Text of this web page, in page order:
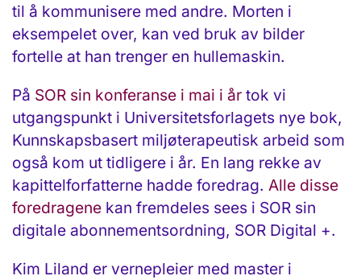
til å kommunisere med andre. Morten i
eksempelet over, kan ved bruk av bilder
fortelle at han trenger en hullemaskin.
På SOR sin konferanse i mai i år tok vi
utgangspunkt i Universitetsforlagets nye bok,
Kunnskapsbasert miljøterapeutisk arbeid som
også kom ut tidligere i år. En lang rekke av
kapittelforfatterne hadde foredrag. Alle disse
foredragene kan fremdeles sees i SOR sin
digitale abonnementsordning, SOR Digital +.
Kim Liland er vernepleier med master i